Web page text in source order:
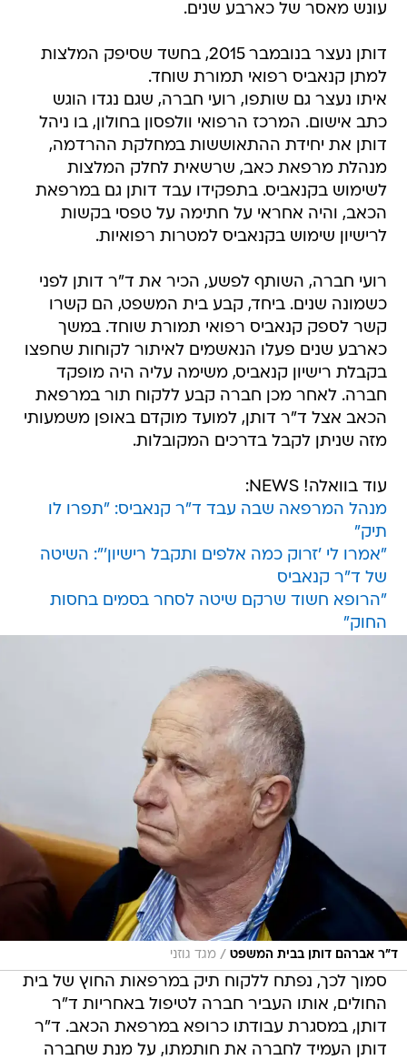
עונש מאסר של כארבע שנים.
דותן נעצר בנובמבר 2015, בחשד שסיפק המלצות
למתן קנאביס רפואי תמורת שוחד.
איתו נעצר גם שותפו, רועי חברה, שגם נגדו הוגש
כתב אישום. המרכז הרפואי וולפסון בחולון, בו ניהל
דותן את יחידת ההתאוששות במחלקת ההרדמה,
מנהלת מרפאת כאב, שרשאית לחלק המלצות
לשימוש בקנאביס. בתפקידו עבד דותן גם במרפאת
הכאב, והיה אחראי על חתימה על טפסי בקשות
לרישיון שימוש בקנאביס למטרות רפואיות.
רועי חברה, השותף לפשע, הכיר את ד"ר דותן לפני
כשמונה שנים. ביחד, קבע בית המשפט, הם קשרו
קשר לספק קנאביס רפואי תמורת שוחד. במשך
כארבע שנים פעלו הנאשמים לאיתור לקוחות שחפצו
בקבלת רישיון קנאביס, משימה עליה היה מופקד
חברה. לאחר מכן חברה קבע ללקוח תור במרפאת
הכאב אצל ד"ר דותן, למועד מוקדם באופן משמעותי
מזה שניתן לקבל בדרכים המקובלות.
עוד בוואלה! NEWS:
מנהל המרפאה שבה עבד ד"ר קנאביס: "תפרו לו
תיק"
"אמרו לי 'זרוק כמה אלפים ותקבל רישיון'": השיטה
של ד"ר קנאביס
"הרופא חשוד שרקם שיטה לסחר בסמים בחסות
החוק"
ד"ר אברהם דותן בבית המשפט / מגד גוזני
סמוך לכך, נפתח ללקוח תיק במרפאות החוץ של בית
החולים, אותו העביר חברה לטיפול באחריות ד"ר
דותן, במסגרת עבודתו כרופא במרפאת הכאב. ד"ר
דותן העמיד לחברה את חותמתו, על מנת שחברה